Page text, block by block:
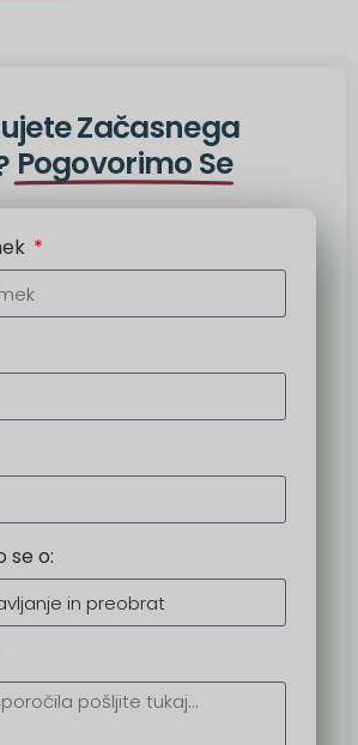
Začasnega
Pogovorimo Se
se o: